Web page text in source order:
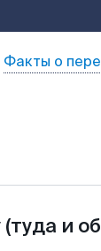
Факты о
(туда и